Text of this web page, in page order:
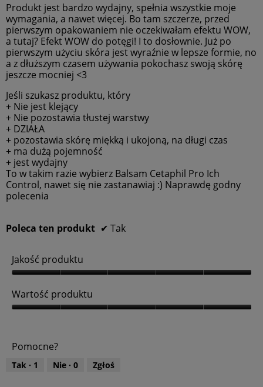
Produkt jest bardzo wydajny, spełnia wszystkie moje
wymagania, a nawet więcej. Bo tam szczerze, przed
pierwszym opakowaniem nie oczekiwałam efektu WOW,
a tutaj? Efekt WOW do potęgi! I to dosłownie. Już po
pierwszym użyciu skóra jest wyraźnie w lepsze formie, no
a z dłuższym czasem używania pokochasz swoją skórę
jeszcze mocniej <3
Jeśli szukasz produktu, który
+ Nie jest klejący
+ Nie pozostawia tłustej warstwy
+ DZIAŁA
+ pozostawia skórę miękką i ukojoną, na długi czas
+ ma dużą pojemność
+ jest wydajny
To w takim razie wybierz Balsam Cetaphil Pro Ich
Control, nawet się nie zastanawiaj :) Naprawdę godny
polecenia
Poleca ten produkt ✔ Tak
Jakość produktu
a
k
o
p
o
Wartość produktu
t
o
ś
Pomocne?
Tak · 1 Nie · 0 Zgłoś